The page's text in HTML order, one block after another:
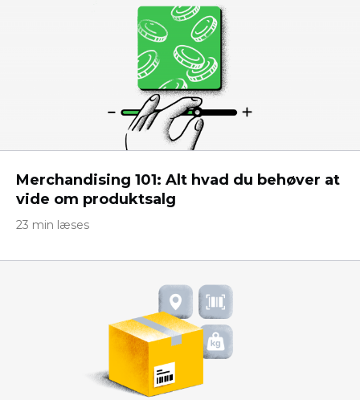
Merchandising 101: Alt hvad du behøver at
vide om produktsalg
23 min læses